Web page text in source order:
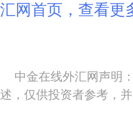
汇网首页，查看更
中金在线外汇网声明
述，仅供投资者参考，